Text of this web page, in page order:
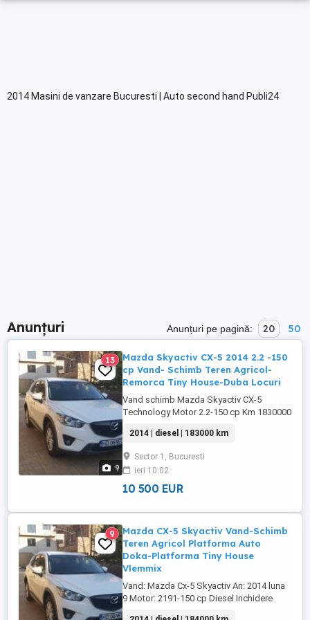
2014 Masini de vanzare Bucuresti | Auto second hand Publi24
Anunțuri Anunțuri pe pagină: 20 50
9
13
Mazda Skyactiv CX-5 2014 2.2 -150
cp Vand- Schimb Teren Agricol-
Remorca Tiny House-Duba Locuri
Vand schimb Mazda Skyactiv CX-5
Technology Motor 2.2-150 cp Km 1830000
parcare spate Inchidere centralizata E.T.C.
Schimb teren agricol: Remorca Vlemmix
Duba locuri: VW Crafter Ford Transit
Mercedes Sprinter. Pret schimb 12700 eur
Pret vanzare 10500 La vanzare ...
2014 | diesel | 183000 km
Sector 1, Bucuresti
ieri 10:02
10 500 EUR
9
Mazda CX-5 Skyactiv Vand-Schimb
Teren Agricol Platforma Auto
Doka-Platforma Tiny House
Vlemmix
Vand: Mazda Cx-5 Skyactiv An: 2014 luna
9 Motor: 2191-150 cp Diesel Inchidere